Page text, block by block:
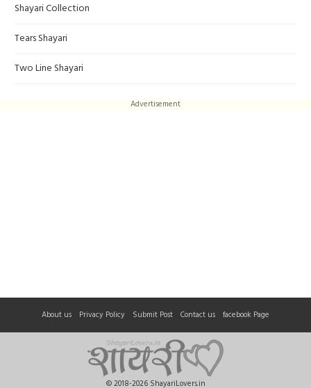
Shayari Collection
Tears Shayari
Two Line Shayari
Advertisement
About us Privacy Policy Submit Post Contact us facebook Page
© 2018-2026 ShayariLovers.in